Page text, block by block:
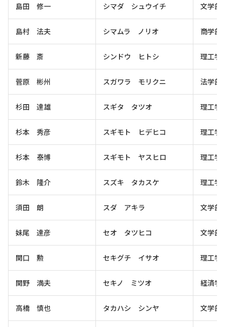
島田 修一 シマダ シュウイチ 文学部
島村 法夫 シマムラ ノリオ 商学部
新藤 斎 シンドウ ヒトシ 理工学
菅原 彬州 スガワラ モリクニ 法学部
杉田 達雄 スギタ タツオ 理工学
杉本 秀彦 スギモト ヒデヒコ 理工学
杉本 泰博 スギモト ヤスヒロ 理工学
鈴木 隆介 スズキ タカスケ 理工学
須田 朗 スダ アキラ 文学部
妹尾 達彦 セオ タツヒコ 文学部
関口 勲 セキグチ イサオ 理工学
関野 満夫 セキノ ミツオ 経済学
高橋 慎也 タカハシ シンヤ 文学部